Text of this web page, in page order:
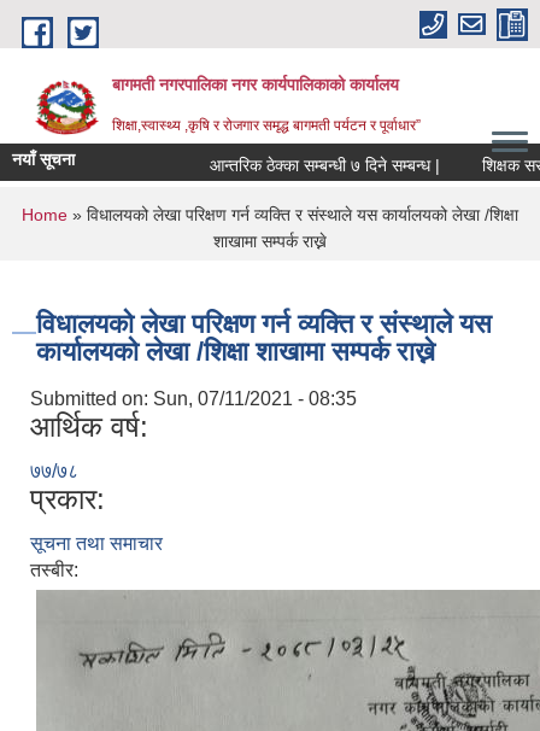
Skip to main content
बागमती नगरपालिका नगर कार्यपालिकाको कार्यालय
शिक्षा,स्वास्थ्य ,कृषि र रोजगार समृद्ध बागमती पर्यटन र पूर्वाधार”
नयाँ सूचना आन्तरिक ठेक्का सम्बन्धी ७ दिने सम्बन्ध |
You are here
Home » विधालयको लेखा परिक्षण गर्न व्यक्ति र संस्थाले यस कार्यालयको लेखा /शिक्षा
शाखामा सम्पर्क राख्ने
विधालयको लेखा परिक्षण गर्न व्यक्ति र संस्थाले यस
कार्यालयको लेखा /शिक्षा शाखामा सम्पर्क राख्ने
Submitted on: Sun, 07/11/2021 - 08:35
आर्थिक वर्ष:
७७/७८
प्रकार:
सूचना तथा समाचार
तस्बीर: